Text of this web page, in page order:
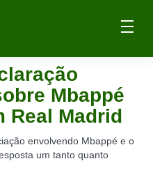
Mbappé
Real Madrid
envolvendo Mbappé e o
um tanto quanto